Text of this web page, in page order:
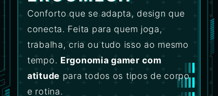
Conforto que se adapta, design que
conecta. Feita para quem joga,
trabalha, cria ou tudo isso ao mesmo
tempo. Ergonomia gamer com
atitude para todos os tipos de corpo
e rotina.